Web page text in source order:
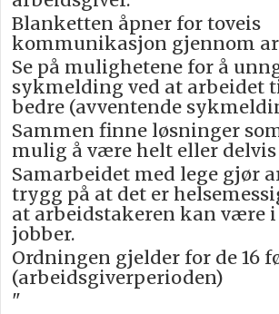
Blanketten åpner for toveis
kommunikasjon gjennom
Se på mulighetene for å
sykmelding ved at arbeidet
bedre (avventende
Sammen finne løsninger
mulig å være helt eller
Samarbeidet med lege gjør
trygg på at det er
at arbeidstakeren kan være
jobber.
Ordningen gjelder for de 16
(arbeidsgiverperioden)
"